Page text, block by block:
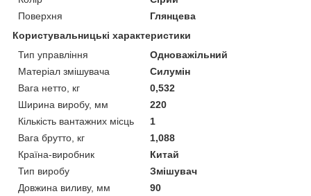
Поверхня
Глянцева
Користувальницькі характеристики
Тип управління
Одноважільний
Матеріал змішувача
Силумін
Вага нетто, кг
0,532
Ширина виробу, мм
220
Кількість вантажних місць
1
Вага брутто, кг
1,088
Країна-виробник
Китай
Тип виробу
Змішувач
Довжина виливу, мм
90